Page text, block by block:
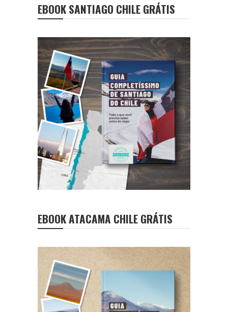
EBOOK SANTIAGO CHILE GRÁTIS
EBOOK ATACAMA CHILE GRÁTIS